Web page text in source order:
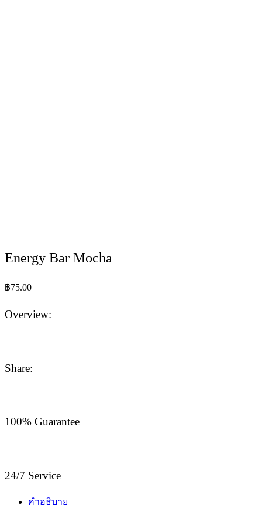
Energy Bar Mocha
฿75.00
Overview:
Share:
100% Guarantee
24/7 Service
คำอธิบาย